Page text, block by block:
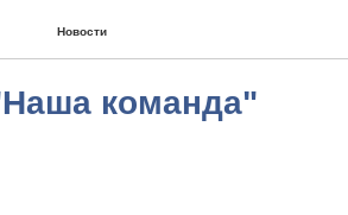
Новости
команда"